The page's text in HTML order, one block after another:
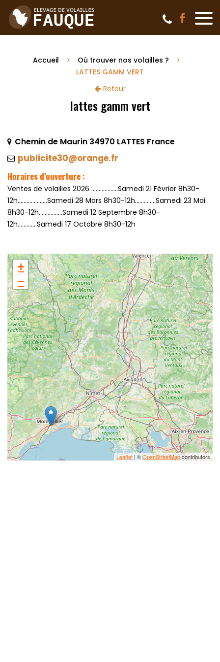
Accueil
Où trouver nos volailles ?
LATTES GAMM VERT
Retour
lattes gamm vert
Chemin de Maurin 34970 LATTES France
publicite30@orange.fr
Horaires d’ouverture :
Ventes de volailles 2026 :.................Samedi 21 Février 8h30-
12h....................Samedi 28 Mars 8h30-12h..............Samedi 23 Mai
8h30-12h................Samedi 12 Septembre 8h30-
12h.............Samedi 17 Octobre 8h30-12h
+
−
Leaflet| ©OpenStreetMapcontributors